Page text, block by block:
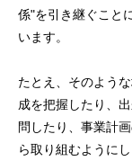
係"を引き継ぐこと
います。
たとえ、そのよう
成を把握したり、
問したり、事業計
ら取り組むようにし